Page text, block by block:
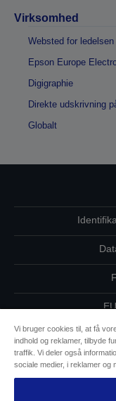
Virksomhed
Websted for ledelsen
Epson Europe
Digigraphie
Direkte udskrivning
Globalt
Vi bruger cookies til, at få
indhold og reklamer, tilbyde
traffik. Vi deler også
sociale medier, i reklamer og